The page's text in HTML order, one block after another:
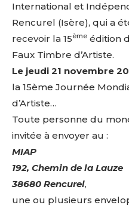
International et
Rencurel (Isère), qui a
recevoir la 15ème édition
Faux Timbre d’Artiste.
Le jeudi 21 novembre
la 15ème Journée
d’Artiste…
Toute personne du
invitée à envoyer au :
MIAP
192, Chemin de la Lauze
38680 Rencurel,
une ou plusieurs